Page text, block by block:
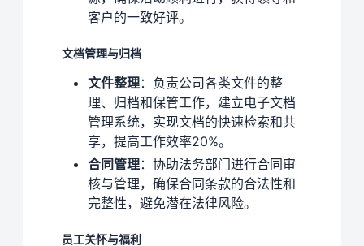
客户的一致好评。
文档管理与归档
文件整理：负责公司各类文件的整
理、归档和保管工作，建立电子文档
管理系统，实现文档的快速检索和共
享，提高工作效率20%。
合同管理：协助法务部门进行合同审
核与管理，确保合同条款的合法性和
完整性，避免潜在法律风险。
员工关怀与福利